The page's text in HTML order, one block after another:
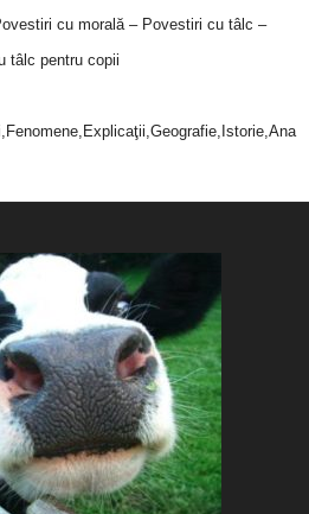
cu morală – Povestiri cu tâlc –
tâlc pentru copii